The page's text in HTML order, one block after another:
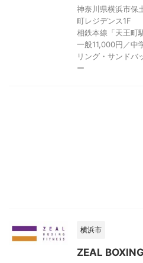
神奈川県横浜市保
町レジデンス1F
相鉄本線「天王町
一般11,000円／中
リング・サンドバ
ー
横浜市
ZEAL